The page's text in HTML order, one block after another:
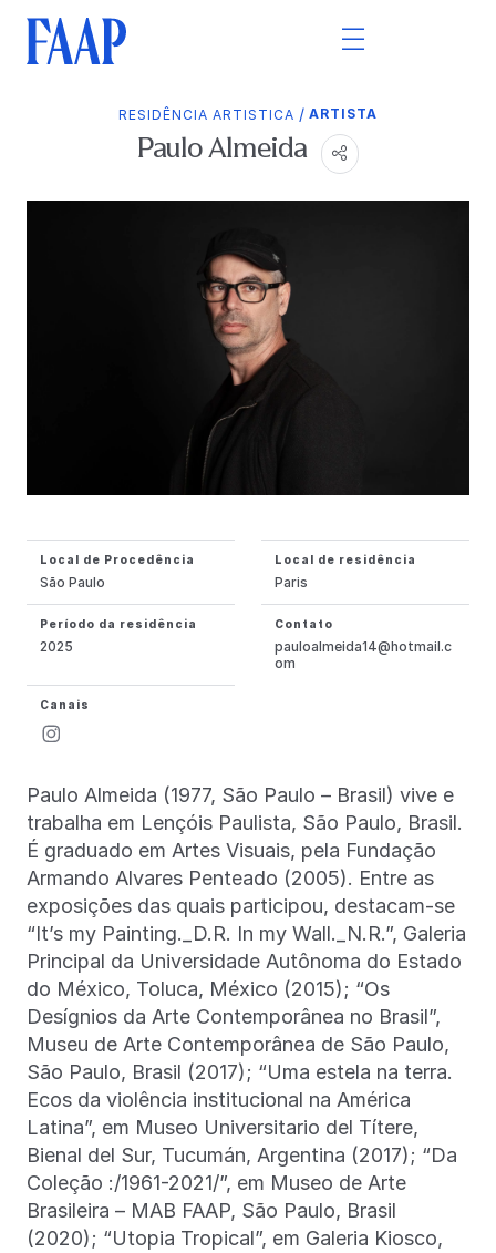
RESIDÊNCIA ARTISTICA / ARTISTA
Paulo Almeida
Local de Procedência
São Paulo
Local de residência
Paris
Período da residência
2025
Contato
pauloalmeida14@hotmail.c
om
Canais
Paulo Almeida (1977, São Paulo – Brasil) vive e
trabalha em Lençóis Paulista, São Paulo, Brasil.
É graduado em Artes Visuais, pela Fundação
Armando Alvares Penteado (2005). Entre as
exposições das quais participou, destacam-se
“It’s my Painting._D.R. In my Wall._N.R.”, Galeria
Principal da Universidade Autônoma do Estado
do México, Toluca, México (2015); “Os
Desígnios da Arte Contemporânea no Brasil”,
Museu de Arte Contemporânea de São Paulo,
São Paulo, Brasil (2017); “Uma estela na terra.
Ecos da violência institucional na América
Latina”, em Museo Universitario del Títere,
Bienal del Sur, Tucumán, Argentina (2017); “Da
Coleção :/1961-2021/”, em Museo de Arte
Brasileira – MAB FAAP, São Paulo, Brasil
(2020); “Utopia Tropical”, em Galeria Kiosco,